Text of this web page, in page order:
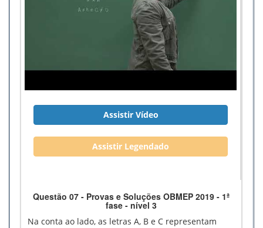
Assistir Vídeo
Assistir Legendado
Questão 07 - Provas e Soluções OBMEP 2019 - 1ª
fase - nível 3
Na conta ao lado, as letras A, B e C representam